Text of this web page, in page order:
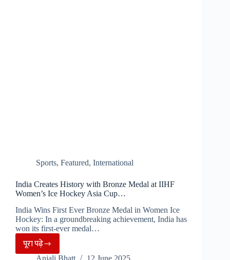
Sports, Featured, International
India Creates History with Bronze Medal at IIHF
Women’s Ice Hockey Asia Cup…
India Wins First Ever Bronze Medal in Women Ice
Hockey: In a groundbreaking achievement, India has
won its first-ever medal…
पूरा पढ़ेIndia